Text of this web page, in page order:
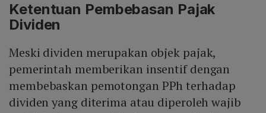
Ketentuan Pembebasan Pajak
Dividen
Meski dividen merupakan objek pajak,
pemerintah memberikan insentif dengan
membebaskan pemotongan PPh terhadap
dividen yang diterima atau diperoleh wajib